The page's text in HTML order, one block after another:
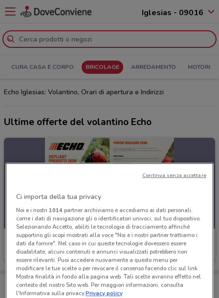
Iglesias - 09016
CURA CASA E CORPO BRICOLAGE ARREDAMENTO MOTORI
Echo Iglesias: Volantino, Orari di apertura e Indirizzi
Ultime offerte del volantino Echo
Echo
Scade il 31/12
Porta DoveConviene sempre con te!
Puoi trovare le migliori offerte dei negozi vicino a te,
Ci importa della tua privacy
Noi e i nostri 1014partner archiviamo e accediamo ai dati personali,
come i dati di navigazione gli o identificatori univoci, sul tuo dispositivo.
Selezionando Accetto, abiliti le tecnologie di tracciamento affinché
supportino gli scopi mostrati alla voce "Noi e i nostri partner trattiamo i
dati da fornire". Nel caso in cui queste tecnologie dovessero essere
disabilitate, alcuni contenuti e annunci visualizzati potrebbero non
essere rilevanti. Puoi accedere nuovamente a questo menu per
modificare le tue scelte o per revocare il consenso facendo clic sul link
Mostra finalità in fondo alla pagina web. Tali scelte avranno effetto nel
contesto del nostro Sito web. Per maggiori informazioni, consulta
l'Informativa sulla privacy.Privacy policy
Continua senza accettare